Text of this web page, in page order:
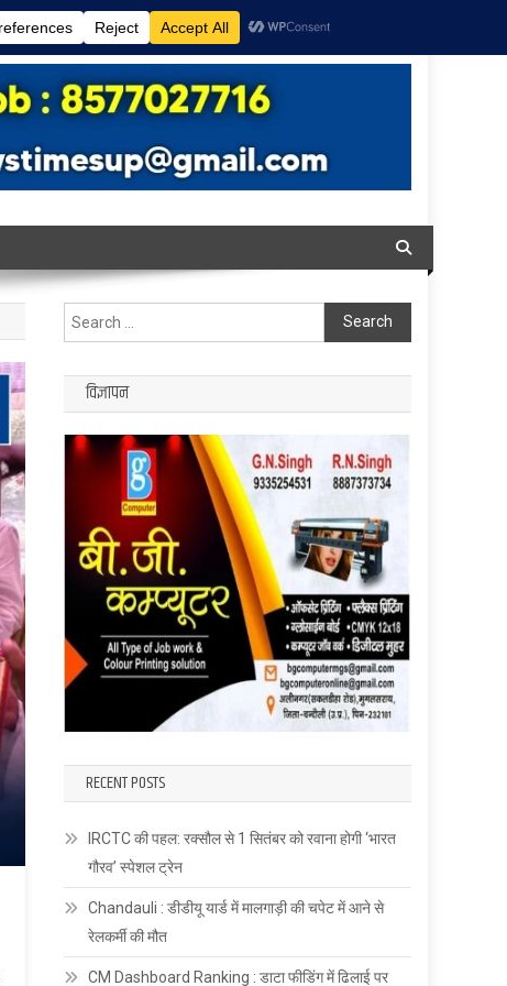
Search
for:
विज्ञापन
RECENT POSTS
IRCTC की पहल: रक्सौल से 1 सितंबर को रवाना होगी ‘भारत
गौरव’ स्पेशल ट्रेन
Chandauli : डीडीयू यार्ड में मालगाड़ी की चपेट में आने से
रेलकर्मी की मौत
CM Dashboard Ranking : डाटा फीडिंग में ढिलाई पर